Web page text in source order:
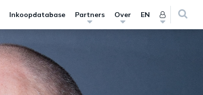
Inkoopdatabase Partners Over EN